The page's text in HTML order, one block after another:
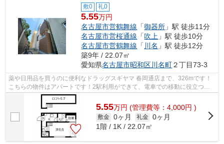
敷0 礼0
5.55万円
名古屋市営鶴舞線 「御器所 」駅 徒歩11分
名古屋市営桜通線 「吹上 」駅 徒歩10分
名古屋市営鶴舞線 「 川名 」駅 徒歩12分
築9年 / 22.07㎡
愛知県名古屋市昭和区川名町２丁目73-3
薬や日用品を買うのに便利なドラッグスギヤマ 春岡通店まで、326mです！
こちらの物件はアパートです！2駅利用ができて、電車での移動に役立つ物
件です！清潔な敷地内ごみ置き場も用意...
5.55万円 (管理費等：4,000円 )
敷金 0ヶ月 礼金 0ヶ月
1階 / 1K / 22.07㎡